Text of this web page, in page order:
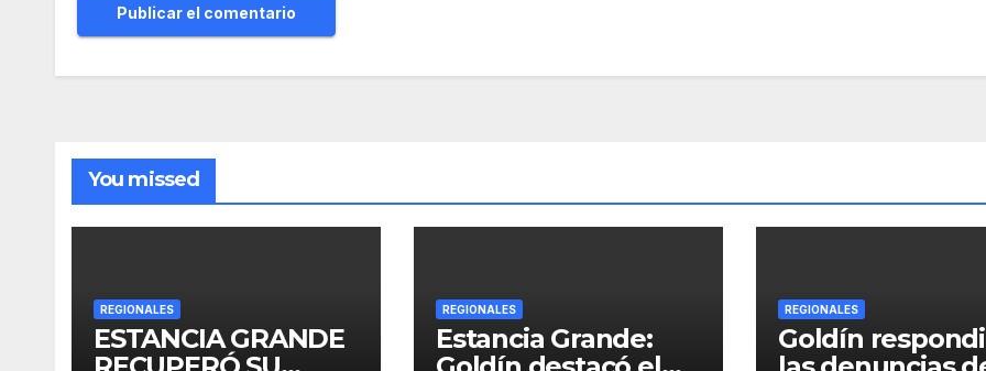
You missed
REGIONALES
ESTANCIA GRANDE
REGIONALES
Estancia Grande:
REGIONALES
Goldín